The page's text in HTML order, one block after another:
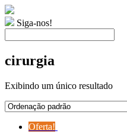
Siga-nos!
cirurgia
Exibindo um único resultado
Oferta!